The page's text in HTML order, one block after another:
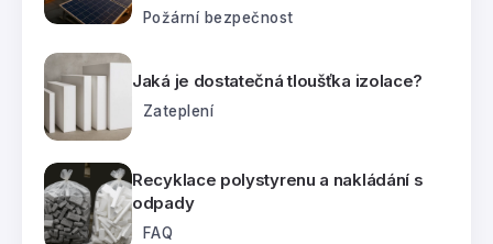
Požární bezpečnost
Jaká je dostatečná tloušťka izolace?
Zateplení
Recyklace polystyrenu a nakládání s
odpady
FAQ